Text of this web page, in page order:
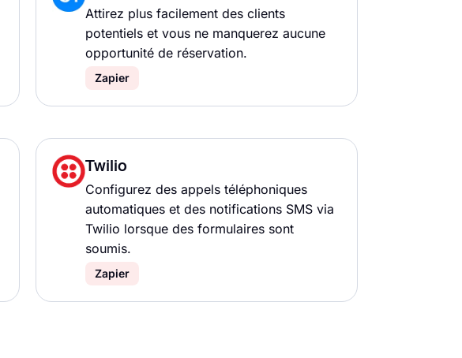
Attirez plus facilement des clients
potentiels et vous ne manquerez aucune
opportunité de réservation.
Zapier
Twilio
Configurez des appels téléphoniques
automatiques et des notifications SMS via
Twilio lorsque des formulaires sont
soumis.
Zapier